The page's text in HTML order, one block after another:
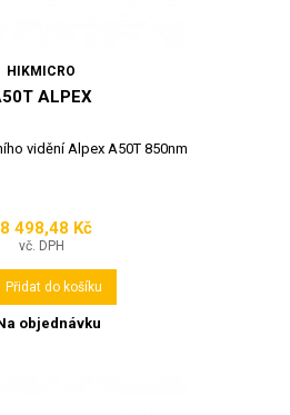
HIKMICRO
ALPEX
vidění Alpex A50T 850nm
Cena
498,48 Kč
vč. DPH
Přidat do košíku
objednávku